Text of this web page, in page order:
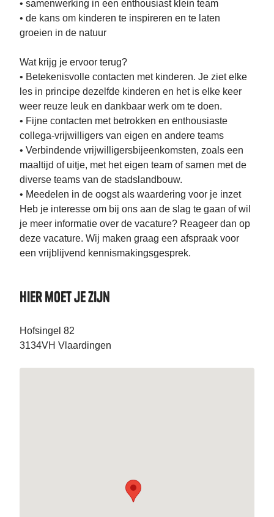
• samenwerking in een enthousiast klein team
• de kans om kinderen te inspireren en te laten
groeien in de natuur
Wat krijg je ervoor terug?
• Betekenisvolle contacten met kinderen. Je ziet elke
les in principe dezelfde kinderen en het is elke keer
weer reuze leuk en dankbaar werk om te doen.
• Fijne contacten met betrokken en enthousiaste
collega-vrijwilligers van eigen en andere teams
• Verbindende vrijwilligersbijeenkomsten, zoals een
maaltijd of uitje, met het eigen team of samen met de
diverse teams van de stadslandbouw.
• Meedelen in de oogst als waardering voor je inzet
Heb je interesse om bij ons aan de slag te gaan of wil
je meer informatie over de vacature? Reageer dan op
deze vacature. Wij maken graag een afspraak voor
een vrijblijvend kennismakingsgesprek.
Hier moet je zijn
Hofsingel 82
3134VH Vlaardingen